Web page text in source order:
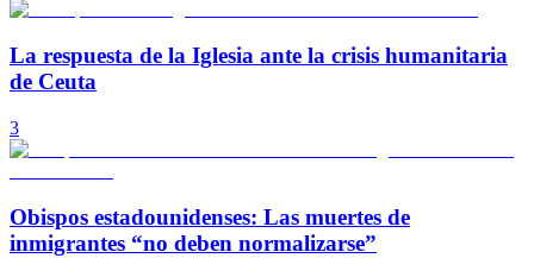
La respuesta de la Iglesia ante la crisis humanitaria
de Ceuta
3
Obispos estadounidenses: Las muertes de
inmigrantes “no deben normalizarse”